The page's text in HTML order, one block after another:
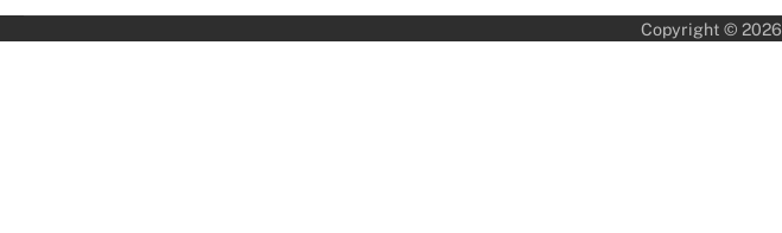
Copyright © 2026